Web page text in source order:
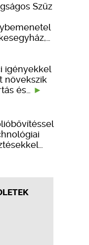
Szűz
igényekkel
növekszik
és…